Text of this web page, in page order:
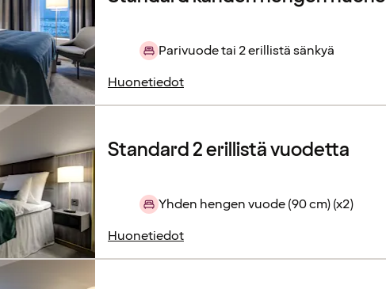
Parivuode tai 2 erillistä sänkyä
Huonetiedot
Standard 2 erillistä vuodetta
Yhden hengen vuode (90 cm) (x2)
Huonetiedot